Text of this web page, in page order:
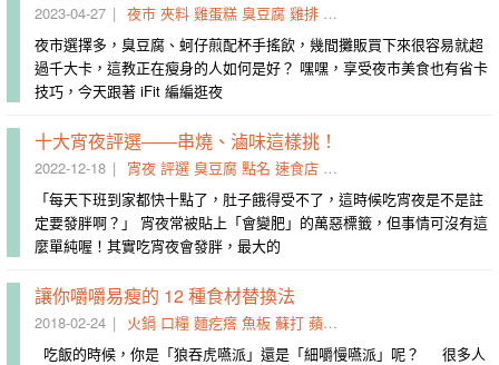
2023-04-27 夜市 夾料 雞蛋糕 臭豆腐 雞排 水煎包
夜市選擇多，臭豆腐、蚵仔煎配杯手搖飲，幾間攤販買下來很容易就超
過千大卡，這教正在瘦身的人如何是好？ 嘿嘿，享受夜市美食也有省卡
技巧，今天跟著 iFit 編編逛夜
十大宵夜評選——串燒、滷味這樣挑！
2022-12-18 宵夜 評選 臭豆腐 點名 速食店 滷味
「每天下班到家都快十點了，肚子餓得受不了，這時候吃宵夜是不是註
定要發胖啊？」 宵夜常被貼上「會變肥」的萬惡標籤，但事情可沒有這
麼單純喔！其實吃宵夜會發胖，最大的
讓你嚼嚼易瘦的 12 種食材替換法
2018-02-24 火鍋 口糧 麵疙瘩 魚板 蘇打 蘋果汁
吃飯的時候，你是「狼吞虎嚥派」還是「細嚼慢嚥派」呢？ 很多人